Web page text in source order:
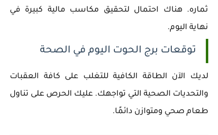
ثماره. هناك احتمال لتحقيق مكاسب مالية كبيرة في
نهاية اليوم.
توقعات برج الحوت اليوم في الصحة
لديك الآن الطاقة الكافية للتغلب على كافة العقبات
والتحديات الصحية التي تواجهك. عليك الحرص على تناول
طعام صحي ومتوازن دائمًا.